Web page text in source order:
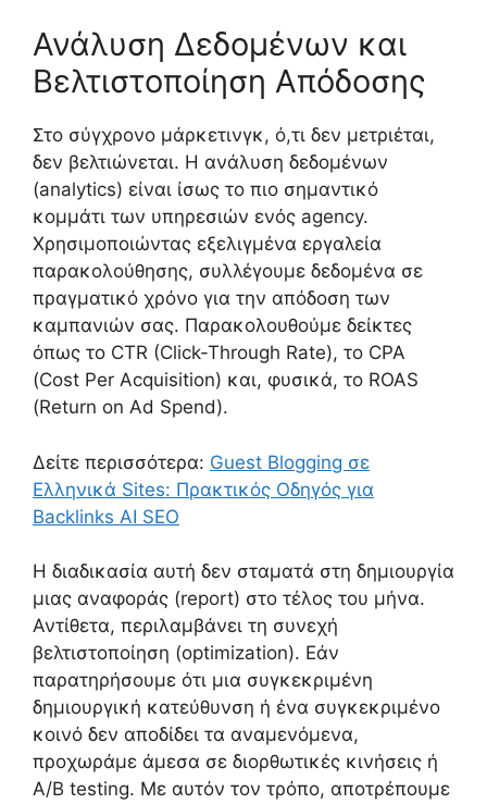
Ανάλυση Δεδομένων και
Βελτιστοποίηση Απόδοσης
Στο σύγχρονο μάρκετινγκ, ό,τι δεν μετριέται,
δεν βελτιώνεται. Η ανάλυση δεδομένων
(analytics) είναι ίσως το πιο σημαντικό
κομμάτι των υπηρεσιών ενός agency.
Χρησιμοποιώντας εξελιγμένα εργαλεία
παρακολούθησης, συλλέγουμε δεδομένα σε
πραγματικό χρόνο για την απόδοση των
καμπανιών σας. Παρακολουθούμε δείκτες
όπως το CTR (Click-Through Rate), το CPA
(Cost Per Acquisition) και, φυσικά, το ROAS
(Return on Ad Spend).
Δείτε περισσότερα: Guest Blogging σε
Ελληνικά Sites: Πρακτικός Οδηγός για
Backlinks AI SEO
Η διαδικασία αυτή δεν σταματά στη δημιουργία
μιας αναφοράς (report) στο τέλος του μήνα.
Αντίθετα, περιλαμβάνει τη συνεχή
βελτιστοποίηση (optimization). Εάν
παρατηρήσουμε ότι μια συγκεκριμένη
δημιουργική κατεύθυνση ή ένα συγκεκριμένο
κοινό δεν αποδίδει τα αναμενόμενα,
προχωράμε άμεσα σε διορθωτικές κινήσεις ή
A/B testing. Με αυτόν τον τρόπο, αποτρέπουμε